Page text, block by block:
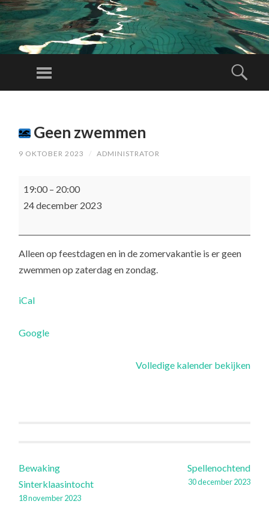
RE
RI
O
T
WI
N
Menu
INHOUDGeen zwemmen
9 OKTOBER 2023 / ADMINISTRATOR
Geen
zwemmen
19:00 – 20:00
24 december 2023
Alleen op feestdagen en in de zomervakantie is er geen
zwemmen op zaterdag en zondag.
iCal
Google
Volledige kalender bekijken
Berichtnavigatie
Bewaking
Sinterklaasintocht
18 november 2023
Spellenochtend
30 december 2023